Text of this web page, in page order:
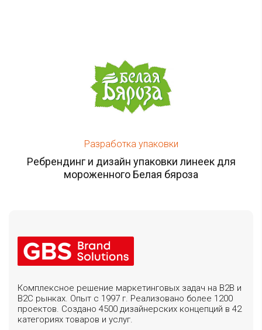
Разработка упаковки
Ребрендинг и дизайн упаковки линеек для
мороженного Белая бяроза
Комплексное решение маркетинговых задач на B2B и
B2C рынках. Опыт с 1997 г. Реализовано более 1200
проектов. Создано 4500 дизайнерских концепций в 42
категориях товаров и услуг.